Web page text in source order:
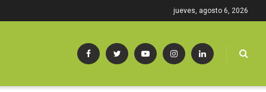
jueves, agosto 6, 2026